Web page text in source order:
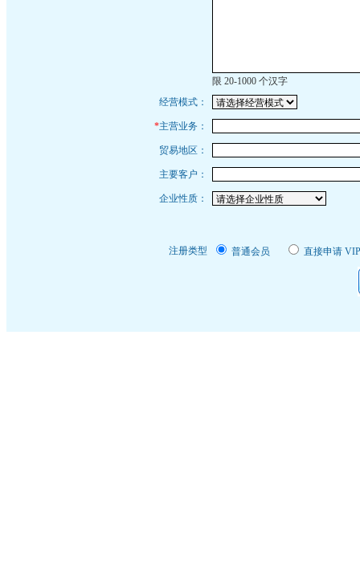
限 20-1000 个汉字
经营模式：
*主营业务：
贸易地区：
主要客户：
企业性质：
注册类型 普通会员 直接申请 VIP